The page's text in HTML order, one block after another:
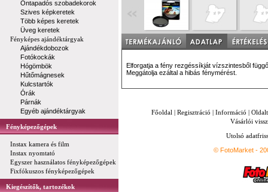
Öntapadós szobadekorok
Szives képkeretek
Több képes keretek
Üveg keretek
Fényképes ajándéktárgyak
Ajándékdobozok
Fotókockák
Hógömbök
Hűtőmágnesek
Kulcstartók
Órák
Párnák
Egyéb ajándéktárgyak
Fényképezőgépek
Instax kamera és film
Instax nyomtató
Egyszer használatos fényképezőgépek
Fixfókuszos fényképezőgépek
Kiegészítők, tartozékok
Elforgatja a fény rezgéssíkját vízszintesből
Meggátolja ezáltal a hibás fénymérést.
Főoldal | Regisztráció | Információ |
Vásárlói
Utolsó
© FotoMarket -